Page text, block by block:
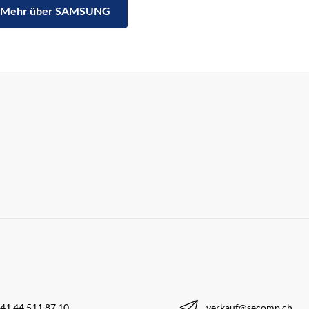
Mehr über SAMSUNG